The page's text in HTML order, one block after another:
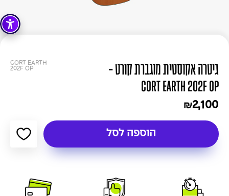
CORT EARTH
202F OP
גיטרה אקוסטית מוגברת קורט -
CORT EARTH 202F OP
₪2,100
הוספה לסל